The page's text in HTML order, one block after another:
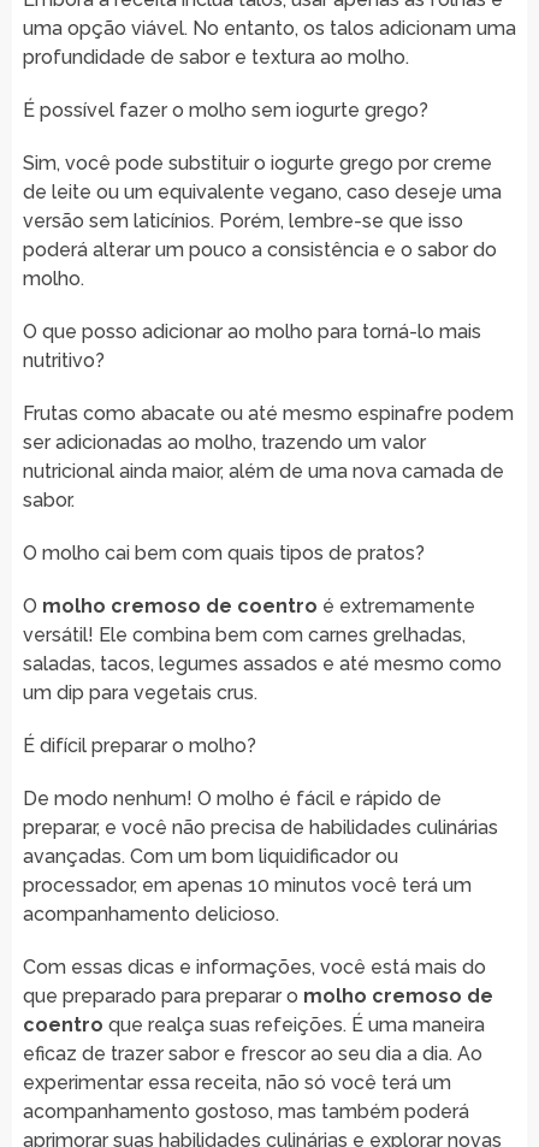
uma opção viável. No entanto, os talos adicionam uma
profundidade de sabor e textura ao molho.
É possível fazer o molho sem iogurte grego?
Sim, você pode substituir o iogurte grego por creme
de leite ou um equivalente vegano, caso deseje uma
versão sem laticínios. Porém, lembre-se que isso
poderá alterar um pouco a consistência e o sabor do
molho.
O que posso adicionar ao molho para torná-lo mais
nutritivo?
Frutas como abacate ou até mesmo espinafre podem
ser adicionadas ao molho, trazendo um valor
nutricional ainda maior, além de uma nova camada de
sabor.
O molho cai bem com quais tipos de pratos?
O molho cremoso de coentro é extremamente
versátil! Ele combina bem com carnes grelhadas,
saladas, tacos, legumes assados e até mesmo como
um dip para vegetais crus.
É difícil preparar o molho?
De modo nenhum! O molho é fácil e rápido de
preparar, e você não precisa de habilidades culinárias
avançadas. Com um bom liquidificador ou
processador, em apenas 10 minutos você terá um
acompanhamento delicioso.
Com essas dicas e informações, você está mais do
que preparado para preparar o molho cremoso de
coentro que realça suas refeições. É uma maneira
eficaz de trazer sabor e frescor ao seu dia a dia. Ao
experimentar essa receita, não só você terá um
acompanhamento gostoso, mas também poderá
aprimorar suas habilidades culinárias e explorar novas